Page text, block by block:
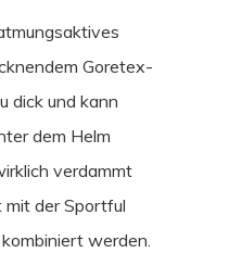
Goretex-
dick und kann
dem Helm
verdammt
mit der Sportful
werden.